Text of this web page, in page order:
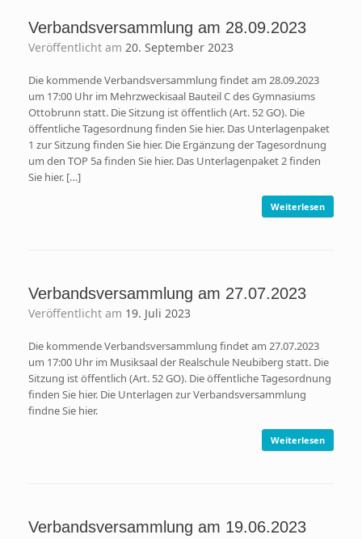
Verbandsversammlung am 28.09.2023
Veröffentlicht am 20. September 2023
Die kommende Verbandsversammlung findet am 28.09.2023
um 17:00 Uhr im Mehrzweckisaal Bauteil C des Gymnasiums
Ottobrunn statt. Die Sitzung ist öffentlich (Art. 52 GO). Die
öffentliche Tagesordnung finden Sie hier. Das Unterlagenpaket
1 zur Sitzung finden Sie hier. Die Ergänzung der Tagesordnung
um den TOP 5a finden Sie hier. Das Unterlagenpaket 2 finden
Sie hier. […]
Weiterlesen
Verbandsversammlung am 27.07.2023
Veröffentlicht am 19. Juli 2023
Die kommende Verbandsversammlung findet am 27.07.2023
um 17:00 Uhr im Musiksaal der Realschule Neubiberg statt. Die
Sitzung ist öffentlich (Art. 52 GO). Die öffentliche Tagesordnung
finden Sie hier. Die Unterlagen zur Verbandsversammlung
findne Sie hier.
Weiterlesen
Verbandsversammlung am 19.06.2023